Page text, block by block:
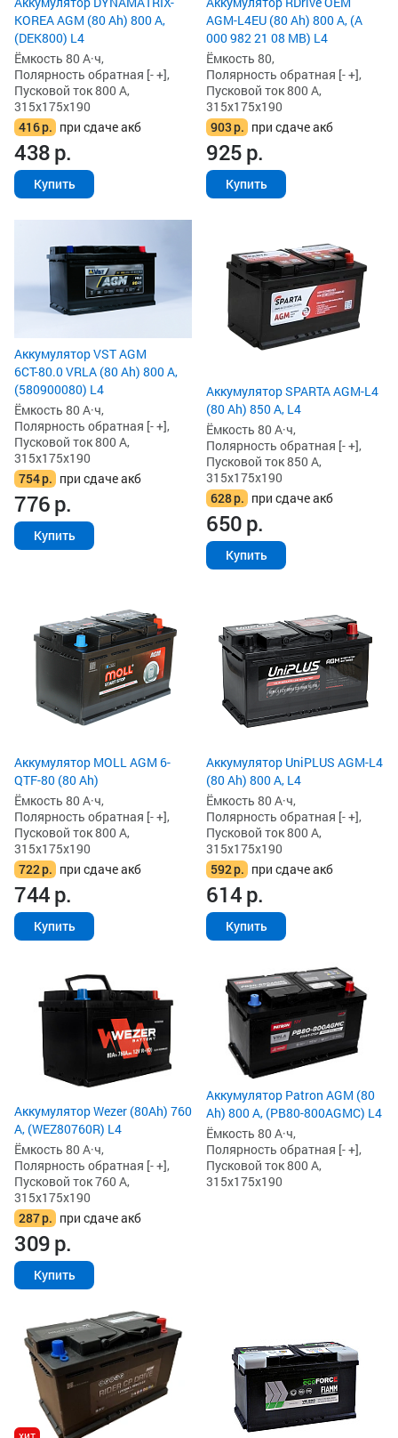
KOREA AGM (80 Ah) 800 А,
(DEK800) L4
Ёмкость 80 А·ч,
Полярность обратная [- +],
Пусковой ток 800 А,
315x175x190
416р. при сдаче акб
438р.
Купить
AGM-L4EU (80 Ah) 800 А, (A
000 982 21 08 MB) L4
Ёмкость 80,
Полярность обратная [- +],
Пусковой ток 800 А,
315x175x190
903р. при сдаче акб
925р.
Купить
Аккумулятор VST AGM
6СТ-80.0 VRLA (80 Ah) 800 А,
(580900080) L4
Ёмкость 80 А·ч,
Полярность обратная [- +],
Пусковой ток 800 А,
315x175x190
754р. при сдаче акб
776р.
Купить
Аккумулятор SPARTA AGM-L4
(80 Ah) 850 А, L4
Ёмкость 80 А·ч,
Полярность обратная [- +],
Пусковой ток 850 А,
315x175x190
628р. при сдаче акб
650р.
Купить
Аккумулятор MOLL AGM 6-
QTF-80 (80 Ah)
Ёмкость 80 А·ч,
Полярность обратная [- +],
Пусковой ток 800 А,
315x175x190
722р. при сдаче акб
744р.
Купить
Аккумулятор UniPLUS AGM-L4
(80 Ah) 800 А, L4
Ёмкость 80 А·ч,
Полярность обратная [- +],
Пусковой ток 800 А,
315x175x190
592р. при сдаче акб
614р.
Купить
Аккумулятор Wezer (80Ah) 760
А, (WEZ80760R) L4
Ёмкость 80 А·ч,
Полярность обратная [- +],
Пусковой ток 760 А,
315x175x190
287р. при сдаче акб
309р.
Купить
Аккумулятор Patron AGM (80
Ah) 800 А, (PB80-800AGMC) L4
Ёмкость 80 А·ч,
Полярность обратная [- +],
Пусковой ток 800 А,
315x175x190